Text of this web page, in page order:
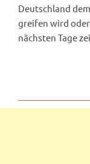
Deutschland
greifen wird
nächsten Tage